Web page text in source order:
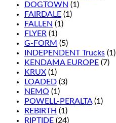
DOGTOWN (1)
FAIRDALE (1)
FALLEN (1)
FLYER (1)
G-FORM (5)
INDEPENDENT Trucks (1)
KENDAMA EUROPE (7)
KRUX (1)
LOADED (3)
NEMO (1)
POWELL-PERALTA (1)
REBIRTH (1)
RIPTIDE (24)